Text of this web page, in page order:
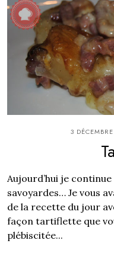
3
Aujourd’hui je
savoyardes… Je vous
de la recette du jour
façon tartiflette que
plébiscitée...